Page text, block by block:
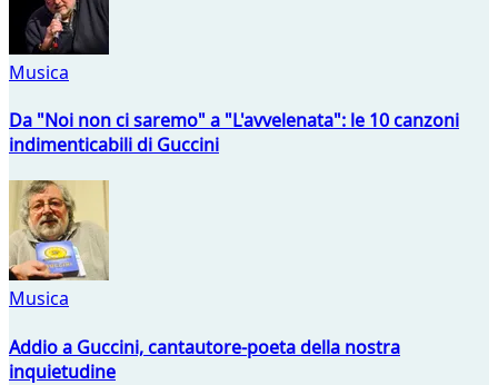
Musica
Da "Noi non ci saremo" a "L'avvelenata": le 10 canzoni
indimenticabili di Guccini
Musica
Addio a Guccini, cantautore-poeta della nostra
inquietudine